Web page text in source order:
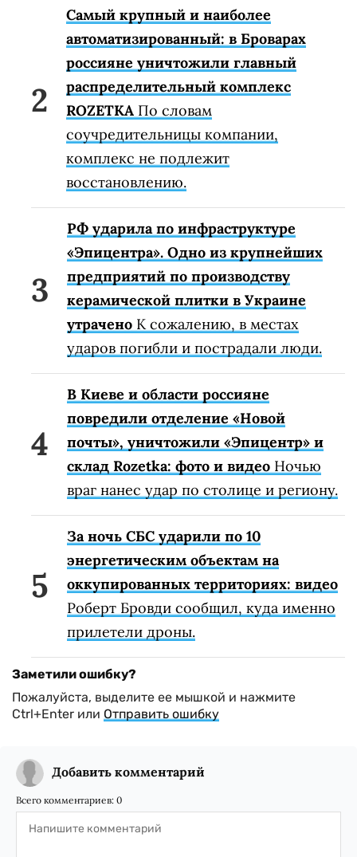
Самый крупный и наиболее
автоматизированный: в Броварах
россияне уничтожили главный
распределительный комплекс
ROZETKA По словам
соучредительницы компании,
комплекс не подлежит
восстановлению.
РФ ударила по инфраструктуре
«Эпицентра». Одно из крупнейших
предприятий по производству
керамической плитки в Украине
утрачено К сожалению, в местах
ударов погибли и пострадали люди.
В Киеве и области россияне
повредили отделение «Новой
почты», уничтожили «Эпицентр» и
склад Rozetka: фото и видео Ночью
враг нанес удар по столице и региону.
За ночь СБС ударили по 10
энергетическим объектам на
оккупированных территориях: видео
Роберт Бровди сообщил, куда именно
прилетели дроны.
Заметили ошибку?
Пожалуйста, выделите ее мышкой и нажмите
Ctrl+Enter или Отправить ошибку
Добавить комментарий
Всего комментариев: 0